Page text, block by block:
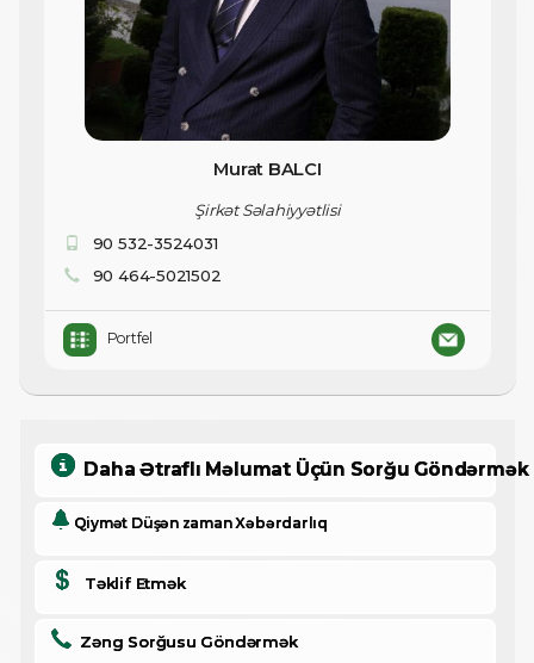
Murat BALCI
Şirkət Səlahiyyətlisi
90 532-3524031
90 464-5021502
Portfel
Daha Ətraflı Məlumat Üçün Sorğu Göndərmək
Qiymət Düşən zaman Xəbərdarlıq
Təklif Etmək
Zəng Sorğusu Göndərmək